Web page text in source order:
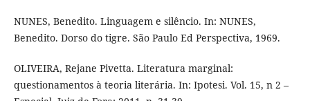
NUNES, Benedito. Linguagem e silêncio. In: NUNES,
Benedito. Dorso do tigre. São Paulo Ed Perspectiva, 1969.
OLIVEIRA, Rejane Pivetta. Literatura marginal:
questionamentos à teoria literária. In: Ipotesi. Vol. 15, n 2 –